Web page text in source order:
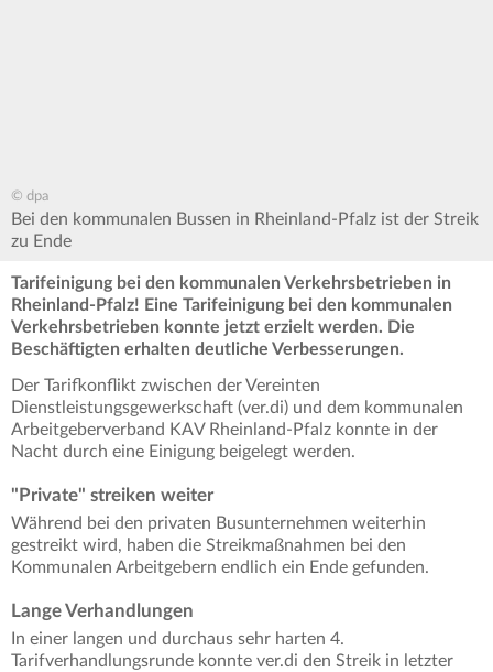
© dpa
Bei den kommunalen Bussen in Rheinland-Pfalz ist der Streik
zu Ende
Tarifeinigung bei den kommunalen Verkehrsbetrieben in
Rheinland-Pfalz! Eine Tarifeinigung bei den kommunalen
Verkehrsbetrieben konnte jetzt erzielt werden. Die
Beschäftigten erhalten deutliche Verbesserungen.
Der Tarifkonflikt zwischen der Vereinten
Dienstleistungsgewerkschaft (ver.di) und dem kommunalen
Arbeitgeberverband KAV Rheinland-Pfalz konnte in der
Nacht durch eine Einigung beigelegt werden.
"Private" streiken weiter
Während bei den privaten Busunternehmen weiterhin
gestreikt wird, haben die Streikmaßnahmen bei den
Kommunalen Arbeitgebern endlich ein Ende gefunden.
Lange Verhandlungen
In einer langen und durchaus sehr harten 4.
Tarifverhandlungsrunde konnte ver.di den Streik in letzter